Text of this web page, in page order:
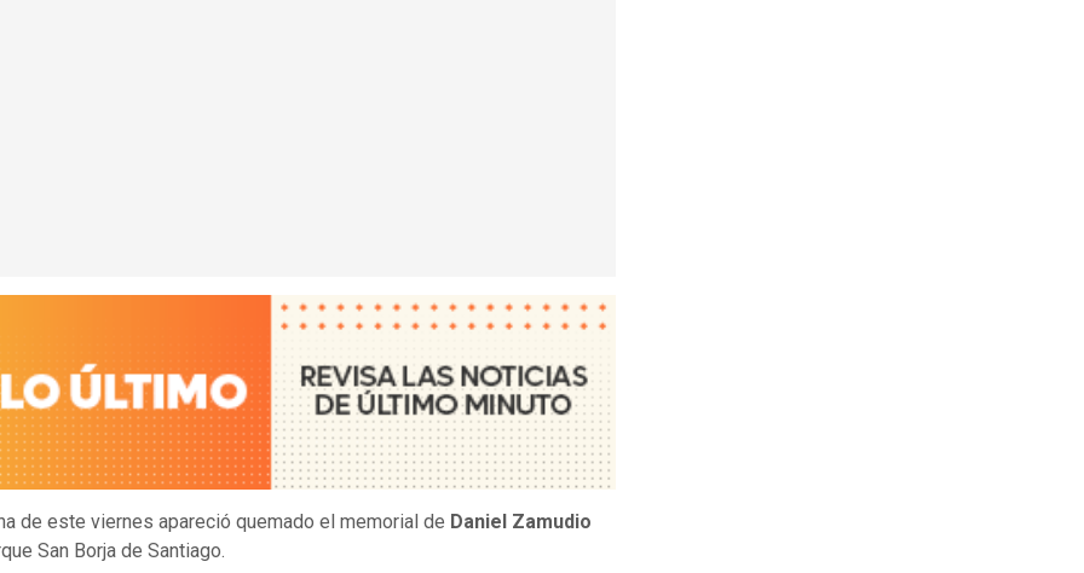
de este viernes apareció quemado el memorial de Daniel Zamudio
San Borja de Santiago.